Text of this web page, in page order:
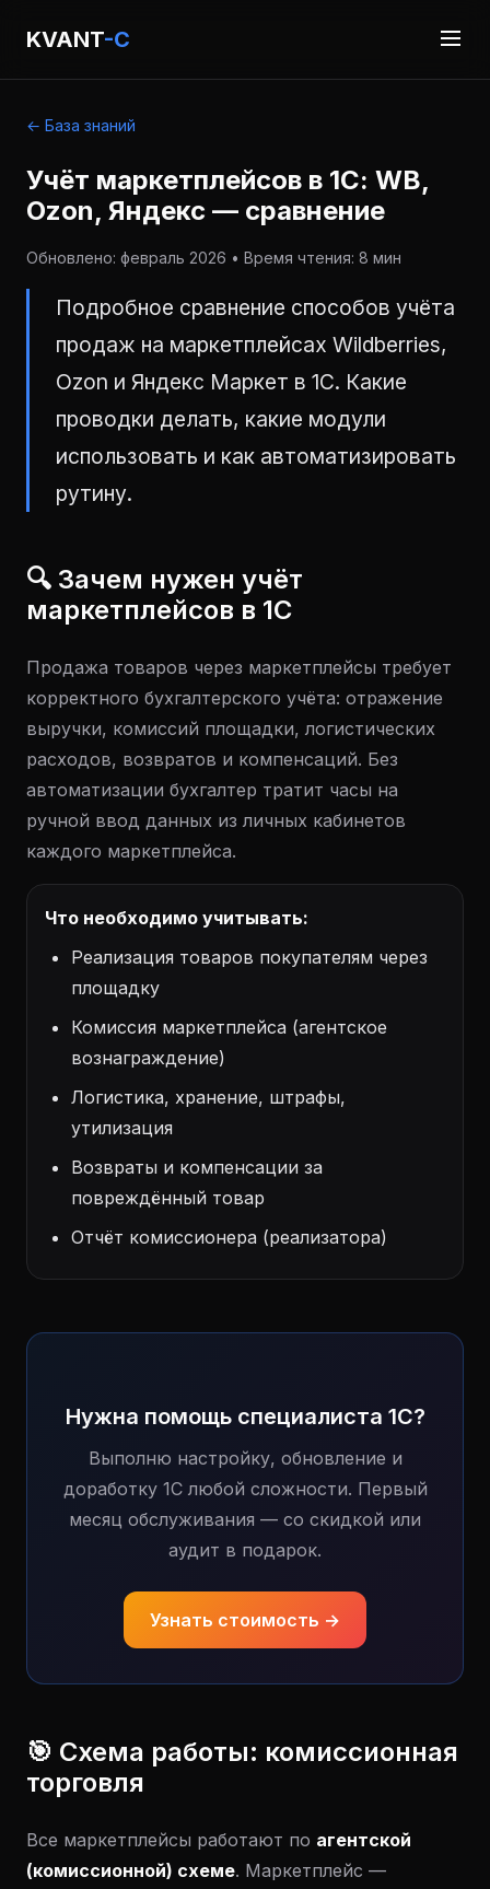
KVANT-C
← База знаний
Учёт маркетплейсов в 1С: WB,
Ozon, Яндекс — сравнение
Обновлено: февраль 2026 • Время чтения: 8 мин
Подробное сравнение способов учёта
продаж на маркетплейсах Wildberries,
Ozon и Яндекс Маркет в 1С. Какие
проводки делать, какие модули
использовать и как автоматизировать
рутину.
🔍 Зачем нужен учёт
маркетплейсов в 1С
Продажа товаров через маркетплейсы требует
корректного бухгалтерского учёта: отражение
выручки, комиссий площадки, логистических
расходов, возвратов и компенсаций. Без
автоматизации бухгалтер тратит часы на
ручной ввод данных из личных кабинетов
каждого маркетплейса.
Что необходимо учитывать:
Реализация товаров покупателям через
площадку
Комиссия маркетплейса (агентское
вознаграждение)
Логистика, хранение, штрафы,
утилизация
Возвраты и компенсации за
повреждённый товар
Отчёт комиссионера (реализатора)
Нужна помощь специалиста 1С?
Выполню настройку, обновление и
доработку 1С любой сложности. Первый
месяц обслуживания — со скидкой или
аудит в подарок.
Узнать стоимость →
🎯 Схема работы: комиссионная
торговля
Все маркетплейсы работают по агентской
(комиссионной) схеме. Маркетплейс —